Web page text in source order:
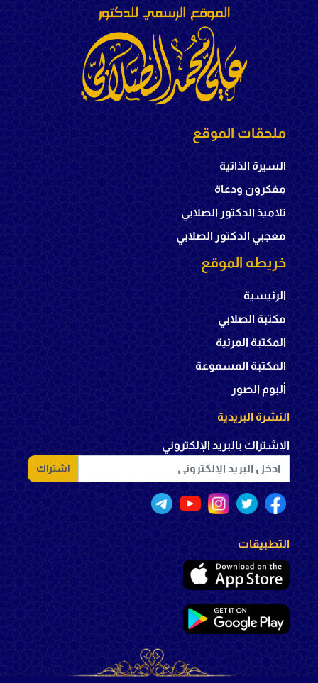
ملحقات الموقع
السيرة الذاتية
مفكرون ودعاة
تلاميذ الدكتور الصلابي
معجبي الدكتور الصلابي
خريطه الموقع
الرئيسية
مكتبة الصلابي
المكتبة المرئية
المكتبة المسموعة
ألبوم الصور
النشرة البريدية
الإشتراك بالبريد الإلكتروني
اشتراك
التطبيقات